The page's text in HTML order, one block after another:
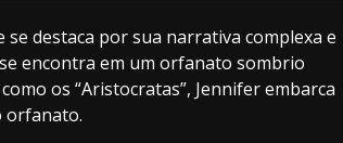
se destaca por sua narrativa complexa e
encontra em um orfanato sombrio
os “Aristocratas”, Jennifer embarca
orfanato.